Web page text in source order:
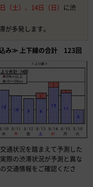
（土）、14日（日） に渋
が多発します。
み≫ 上下線の合計 123回
通状況を踏まえて予測した
際の渋滞状況が予測と異な
交通情報をご確認くださ